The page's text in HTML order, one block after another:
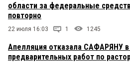
области за федеральные
повторно
22 июля 16:03 1 1245
Апелляция отказала САФАРЯНУ в
предварительных работ по